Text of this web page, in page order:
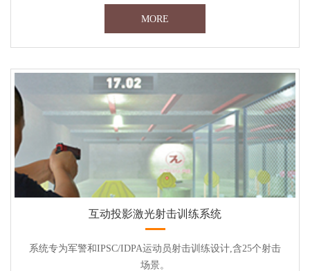
MORE
互动投影激光射击训练系统
系统专为军警和IPSC/IDPA运动员射击训练设计,含25个射击
场景。